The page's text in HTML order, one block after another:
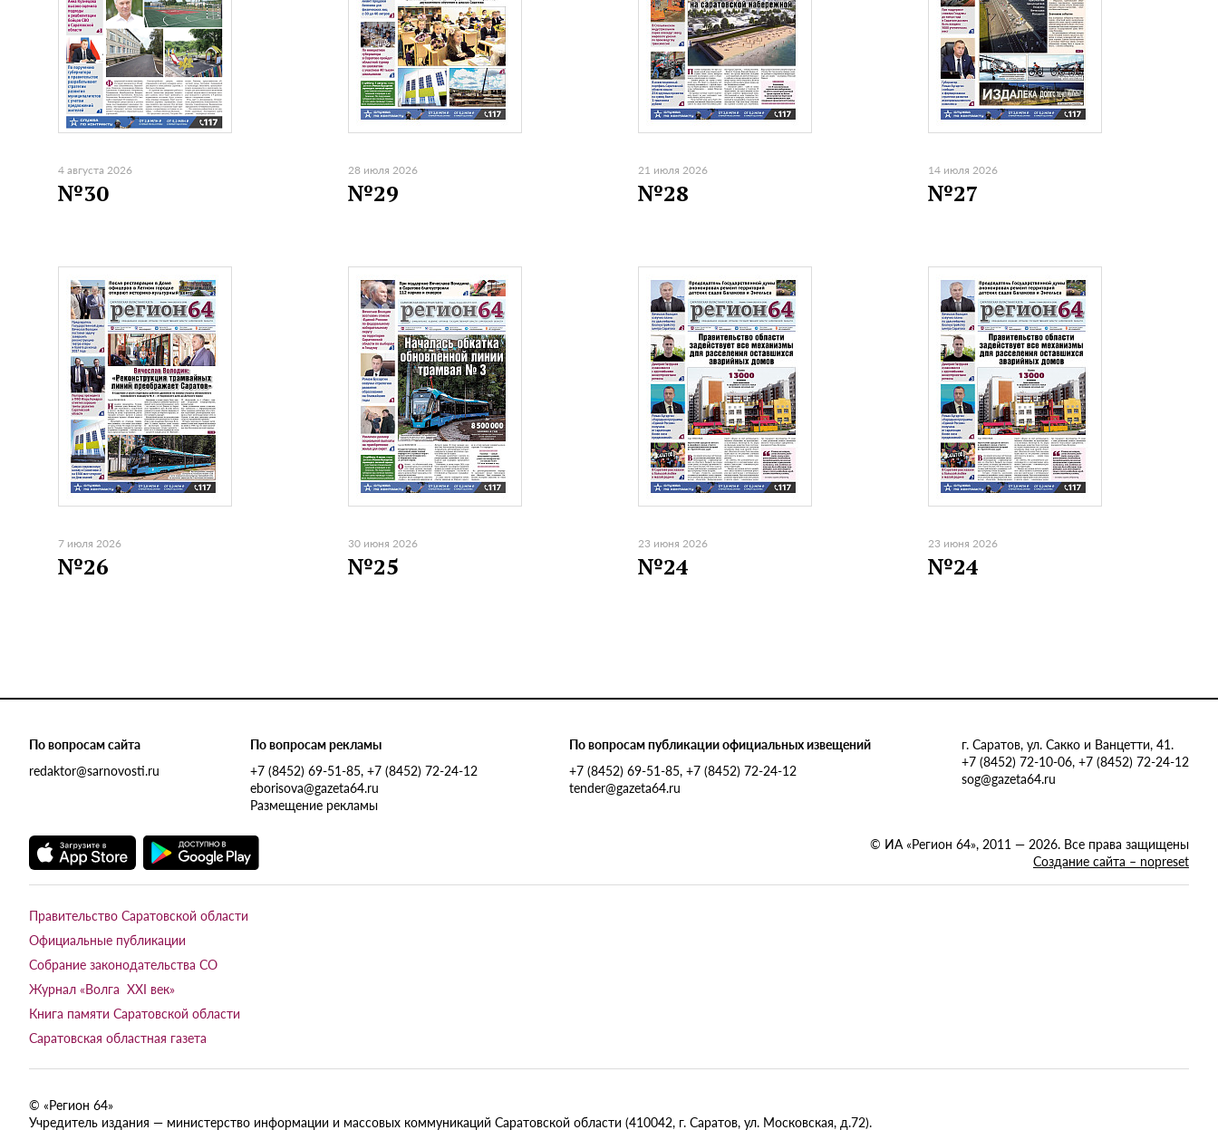
4 августа 2026
№30
28 июля 2026
№29
21 июля 2026
№28
14 июля 2026
№27
7 июля 2026
№26
30 июня 2026
№25
23 июня 2026
№24
23 июня 2026
№24
По вопросам сайта
redaktor@sarnovosti.ru
По вопросам рекламы
+7 (8452) 69-51-85, +7 (8452) 72-24-12
eborisova@gazeta64.ru
Размещение рекламы
По вопросам публикации официальных извещений
+7 (8452) 69-51-85, +7 (8452) 72-24-12
tender@gazeta64.ru
г. Саратов, ул. Сакко и Ванцетти, 41.
+7 (8452) 72-10-06, +7 (8452) 72-24-12
sog@gazeta64.ru
© ИА «Регион 64», 2011 — 2026. Все права защищены
Создание сайта – nopreset
Правительство Саратовской области
Официальные публикации
Собрание законодательства СО
Журнал «Волга XXI век»
Книга памяти Саратовской области
Саратовская областная газета
© «Регион 64»
Учредитель издания — министерство информации и массовых коммуникаций Саратовской области (410042, г. Саратов, ул. Московская, д.72).